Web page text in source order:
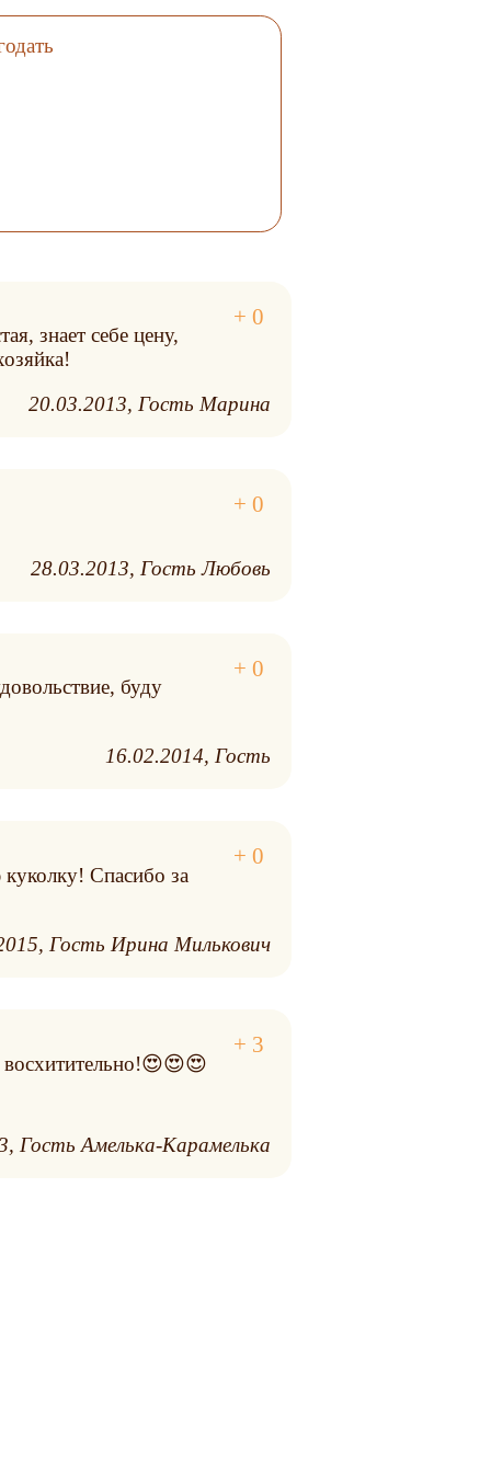
знает себе цену,
20.03.2013 Гость Марина
28.03.2013 Гость Любовь
буду
16.02.2014 Гость
Спасибо за
Гость Ирина Милькович
Гость Амелька-Карамелька